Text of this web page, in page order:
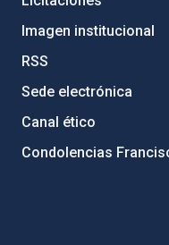
Imagen institucional
RSS
Sede electrónica
Canal ético
Condolencias